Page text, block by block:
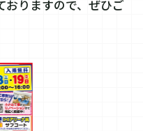
おりますので、ぜひご